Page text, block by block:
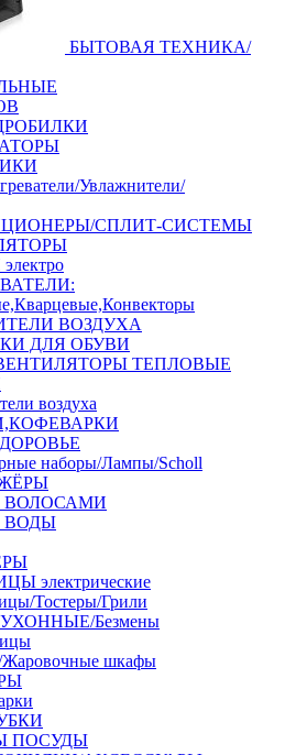
БЫТОВАЯ ТЕХНИКА/
Увлажнители/
СПЛИТ-СИСТЕМЫ
ВОЗДУХА
ДЛЯ ОБУВИ
ТЕПЛОВЫЕ
воздуха
наборы/Лампы/Scholl
ВОЛОСАМИ
ВОДЫ
электрические
Тостеры/Грили
Безмены
Жаровочные шкафы
ПОСУДЫ